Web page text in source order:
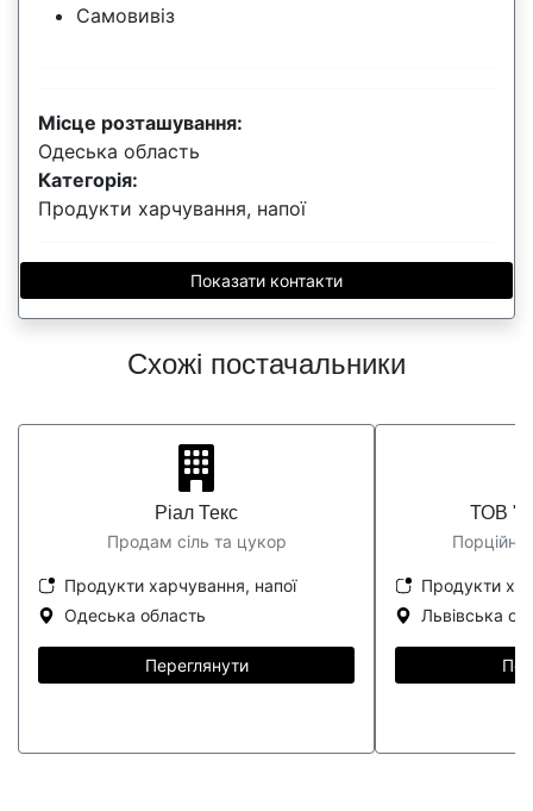
Самовивіз
Місце розташування:
Одеська область
Категорія:
Продукти харчування, напої
Показати контакти
Схожі постачальники
Ріал Текс
Продам сіль та цукор
Продукти харчування, напої
Одеська область
Переглянути
ТОВ
Продукти
Львівська